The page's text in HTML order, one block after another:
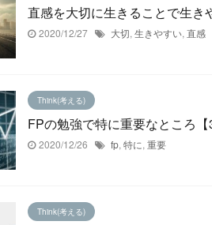
直感を大切に生きることで生き
2020/12/27 大切, 生きやすい, 直感
Think(考える)
FPの勉強で特に重要なところ【
2020/12/26 fp, 特に, 重要
Think(考える)